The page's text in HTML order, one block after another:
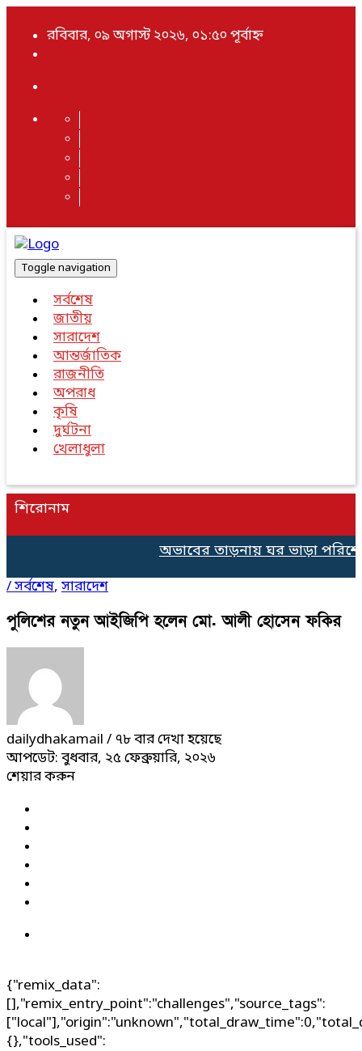
রবিবার, ০৯ অগাস্ট ২০২৬, ০১:৫০ পূর্বাহ্ন
Toggle navigation
সর্বশেষ
জাতীয়
সারাদেশ
আন্তর্জাতিক
রাজনীতি
অপরাধ
কৃষি
দুর্ঘটনা
খেলাধুলা
শিরোনাম
অভাবের তাড়নায় ঘর ভাড়া পরিশোধে
/সর্বশেষ, সারাদেশ
পুলিশের নতুন আইজিপি হলেন মো. আলী হোসেন ফকির
dailydhakamail / ৭৮ বার দেখা হয়েছে
আপডেট: বুধবার, ২৫ ফেব্রুয়ারি, ২০২৬
শেয়ার করুন
{"remix_data":
[],"remix_entry_point":"challenges","source_tags":
{},"tools_used":